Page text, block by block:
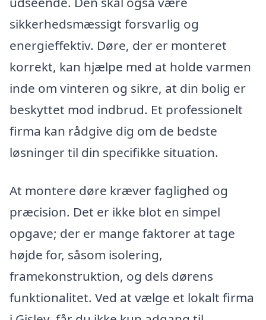
sikkerhedsmæssigt forsvarlig og
energieffektiv. Døre, der er monteret
korrekt, kan hjælpe med at holde varmen
inde om vinteren og sikre, at din bolig er
beskyttet mod indbrud. Et professionelt
firma kan rådgive dig om de bedste
løsninger til din specifikke situation.
At montere døre kræver faglighed og
præcision. Det er ikke blot en simpel
opgave; der er mange faktorer at tage
højde for, såsom isolering,
framekonstruktion, og dels dørens
funktionalitet. Ved at vælge et lokalt firma